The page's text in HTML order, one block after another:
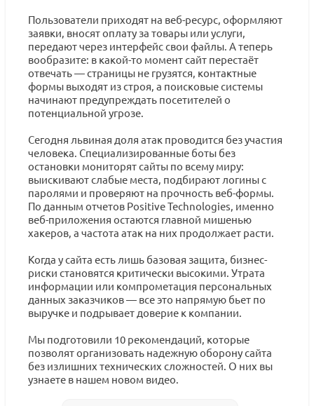
Пользователи приходят на веб-ресурс, оформляют
заявки, вносят оплату за товары или услуги,
передают через интерфейс свои файлы. А теперь
вообразите: в какой-то момент сайт перестаёт
отвечать — страницы не грузятся, контактные
формы выходят из строя, а поисковые системы
начинают предупреждать посетителей о
потенциальной угрозе.
Сегодня львиная доля атак проводится без участия
человека. Специализированные боты без
остановки мониторят сайты по всему миру:
выискивают слабые места, подбирают логины с
паролями и проверяют на прочность веб-формы.
По данным отчетов Positive Technologies, именно
веб-приложения остаются главной мишенью
хакеров, а частота атак на них продолжает расти.
Когда у сайта есть лишь базовая защита, бизнес-
риски становятся критически высокими. Утрата
информации или компрометация персональных
данных заказчиков — все это напрямую бьет по
выручке и подрывает доверие к компании.
Мы подготовили 10 рекомендаций, которые
позволят организовать надежную оборону сайта
без излишних технических сложностей. О них вы
узнаете в нашем новом видео.